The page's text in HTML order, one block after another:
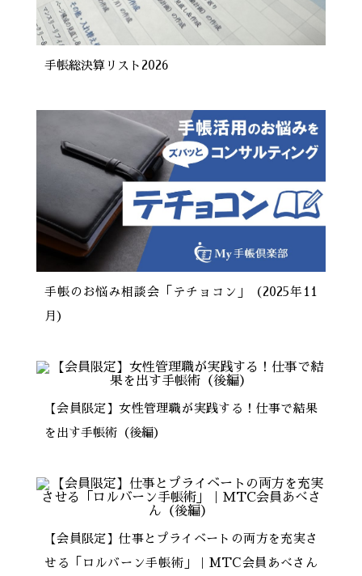
手帳総決算リスト2026
手帳のお悩み相談会「テチョコン」（2025年11
月）
【会員限定】女性管理職が実践する！仕事で結果
を出す手帳術（後編）
【会員限定】仕事とプライベートの両方を充実さ
せる「ロルバーン手帳術」｜MTC会員あべさん